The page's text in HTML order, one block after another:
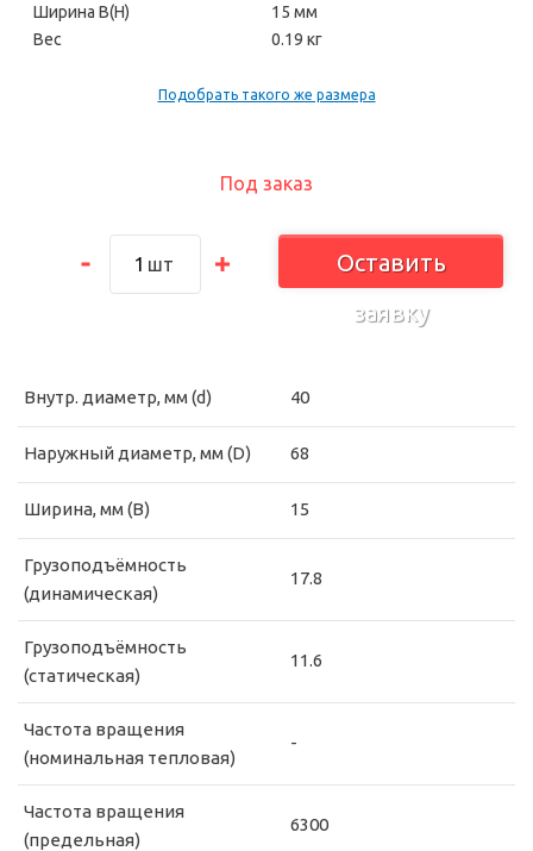
Под заказ
шт
Оставить
заявку
Ширина В(H)
15 мм
Вес
0.19 кг
Подобрать такого же размера
Внутр. диаметр, мм (d) 40
Наружный диаметр, мм (D) 68
Ширина, мм (B) 15
Грузоподъёмность
(динамическая)
17.8
Грузоподъёмность
(статическая)
11.6
Частота вращения
(номинальная тепловая)
-
Частота вращения
(предельная)
6300